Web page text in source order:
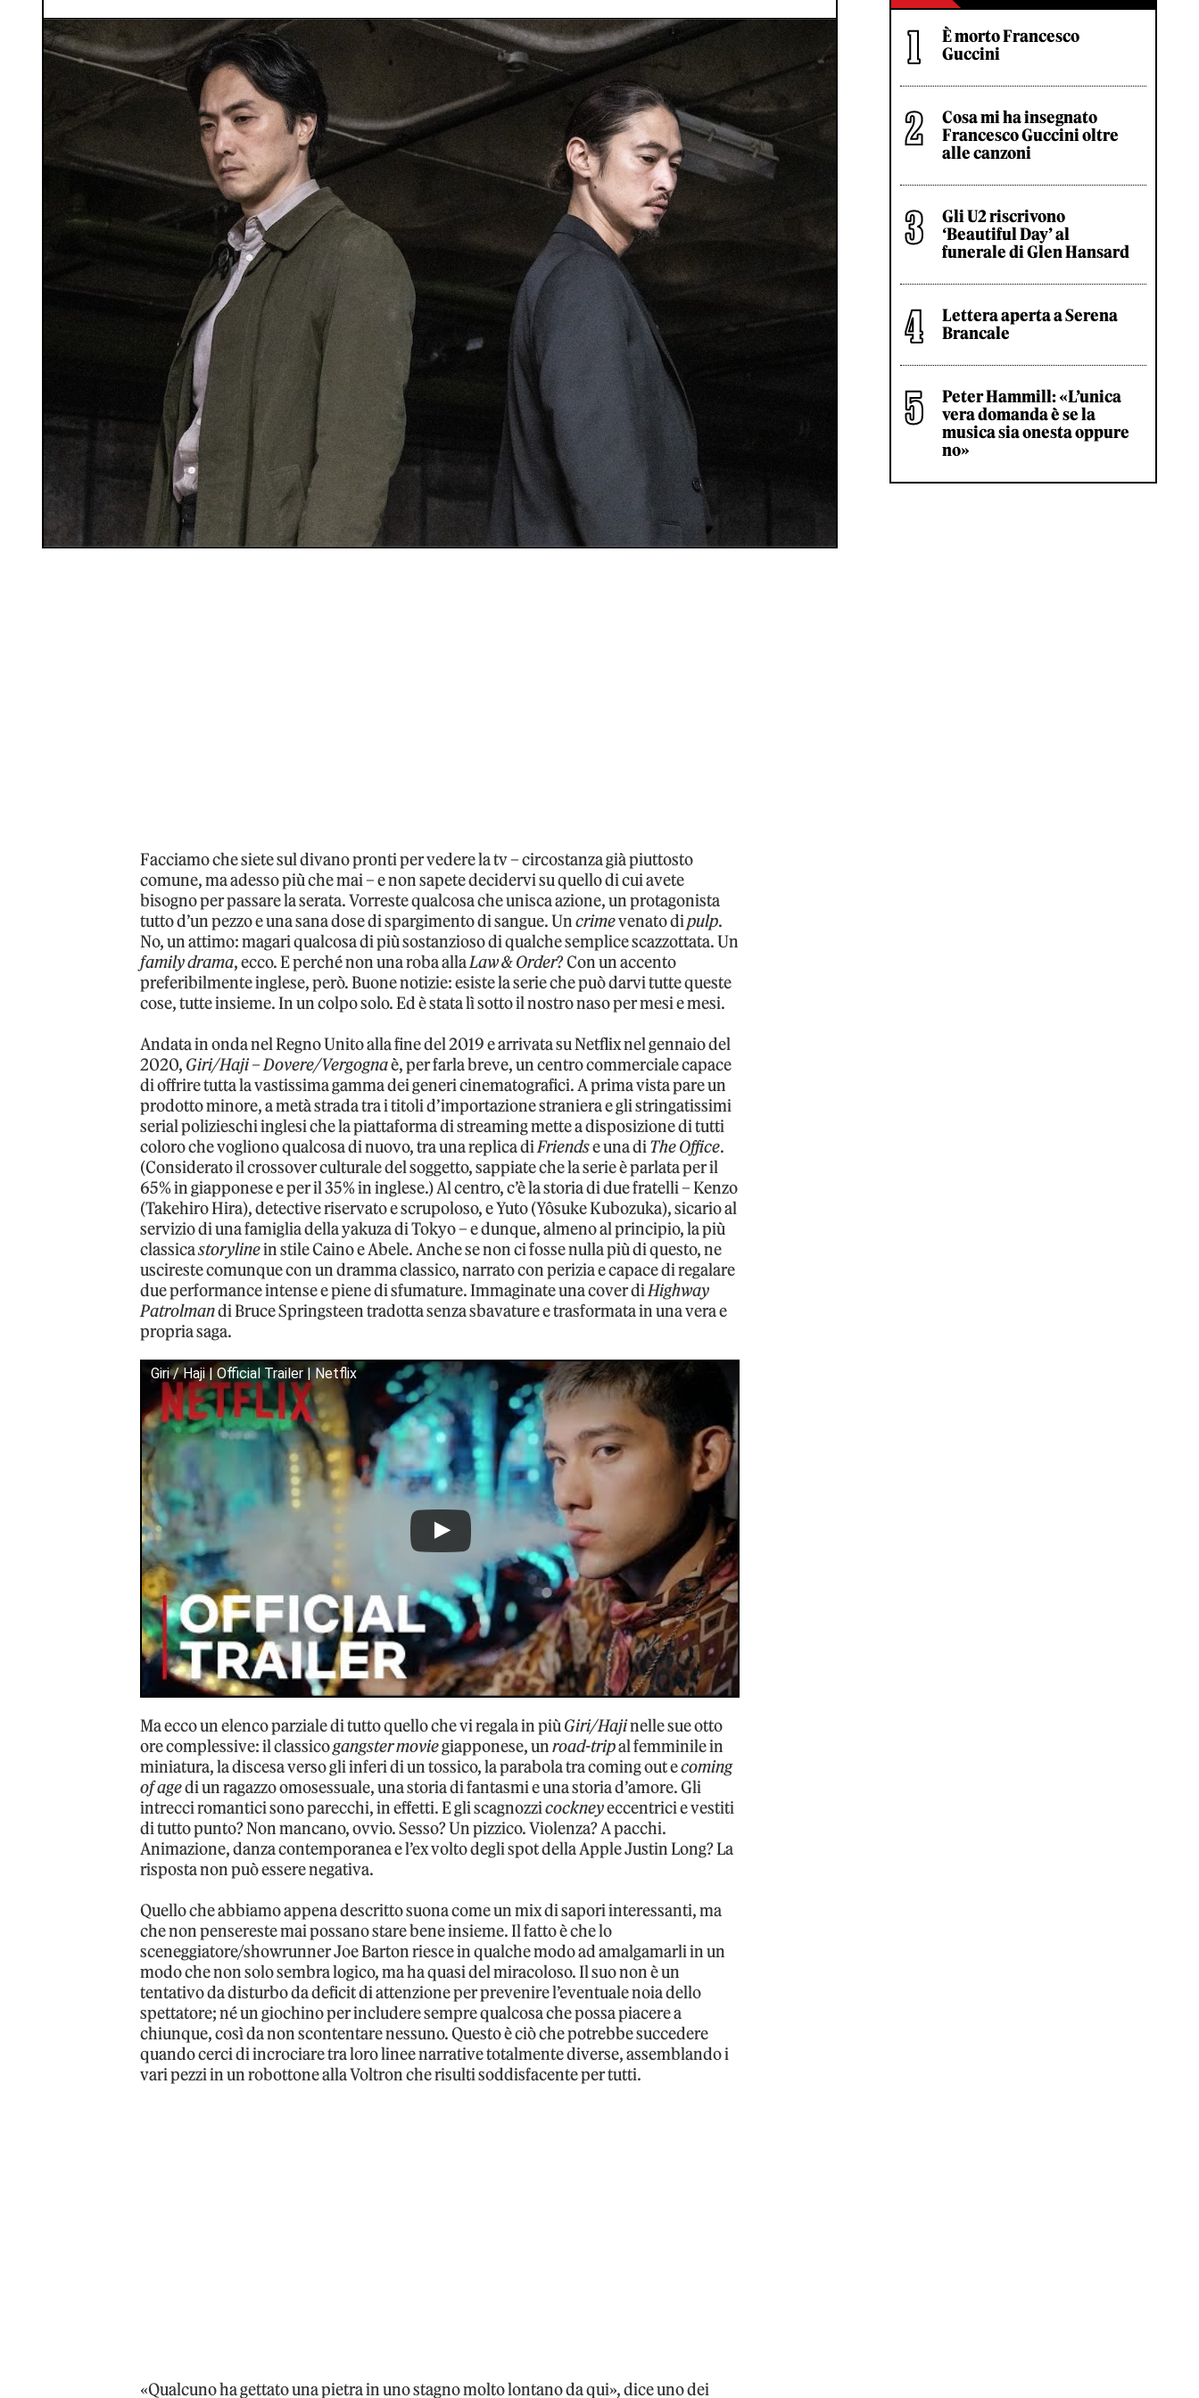
Facciamo che siete sul divano pronti per vedere la tv – circostanza già piuttosto
comune, ma adesso più che mai – e non sapete decidervi su quello di cui avete
bisogno per passare la serata. Vorreste qualcosa che unisca azione, un protagonista
tutto d’un pezzo e una sana dose di spargimento di sangue. Uncrimevenato dipulp.
No, un attimo: magari qualcosa di più sostanzioso di qualche semplice scazzottata. Un
family drama, ecco. E perché non una roba allaLaw & Order? Con un accento
preferibilmente inglese, però. Buone notizie: esiste la serie che può darvi tutte queste
cose, tutte insieme. In un colpo solo. Ed è stata lì sotto il nostro naso per mesi e mesi.
Andata in onda nel Regno Unito alla fine del 2019 e arrivata su Netflix nel gennaio del
2020, Giri/Haji – Dovere/Vergognaè, per farla breve, un centro commerciale capace
di offrire tutta la vastissima gamma dei generi cinematografici. A prima vista pare un
prodotto minore, a metà strada tra i titoli d’importazione straniera e gli stringatissimi
serial polizieschi inglesi che la piattaforma di streaming mette a disposizione di tutti
coloro che vogliono qualcosa di nuovo, tra una replica diFriendse una diThe Office.
(Considerato il crossover culturale del soggetto, sappiate che la serie è parlata per il
65% in giapponese e per il 35% in inglese.) Al centro, c’è la storia di due fratelli – Kenzo
(Takehiro Hira), detective riservato e scrupoloso, e Yuto (Yôsuke Kubozuka), sicario al
servizio di una famiglia della yakuza di Tokyo – e dunque, almeno al principio, la più
classicastorylinein stile Caino e Abele. Anche se non ci fosse nulla più di questo, ne
uscireste comunque con un dramma classico, narrato con perizia e capace di regalare
due performance intense e piene di sfumature. Immaginate una cover diHighway
Patrolmandi Bruce Springsteen tradotta senza sbavature e trasformata in una vera e
propria saga.
Giri / Haji | Official Trailer | Netflix
Ma ecco un elenco parziale di tutto quello che vi regala in piùGiri/Hajinelle sue otto
ore complessive: il classicogangster moviegiapponese, unroad-tripal femminile in
miniatura, la discesa verso gli inferi di un tossico, la parabola tra coming out ecoming
of agedi un ragazzo omosessuale, una storia di fantasmi e una storia d’amore. Gli
intrecci romantici sono parecchi, in effetti. E gli scagnozzicockneyeccentrici e vestiti
di tutto punto? Non mancano, ovvio. Sesso? Un pizzico. Violenza? A pacchi.
Animazione, danza contemporanea e l’ex volto degli spot della Apple Justin Long? La
risposta non può essere negativa.
Quello che abbiamo appena descritto suona come un mix di sapori interessanti, ma
che non pensereste mai possano stare bene insieme. Il fatto è che lo
sceneggiatore/showrunner Joe Barton riesce in qualche modo ad amalgamarli in un
modo che non solo sembra logico, ma ha quasi del miracoloso. Il suo non è un
tentativo da disturbo da deficit di attenzione per prevenire l’eventuale noia dello
spettatore; né un giochino per includere sempre qualcosa che possa piacere a
chiunque, così da non scontentare nessuno. Questo è ciò che potrebbe succedere
quando cerci di incrociare tra loro linee narrative totalmente diverse, assemblando i
vari pezzi in un robottone alla Voltron che risulti soddisfacente per tutti.
«Qualcuno ha gettato una pietra in uno stagno molto lontano da qui», dice uno dei
È morto Francesco
Guccini
Cosa mi ha insegnato
Francesco Guccini oltre
alle canzoni
Gli U2 riscrivono
‘Beautiful Day’ al
funerale di Glen Hansard
Lettera aperta a Serena
Brancale
Peter Hammill: «L’unica
vera domanda è se la
musica sia onesta oppure
no»